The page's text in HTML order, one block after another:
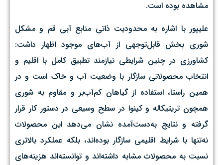
مشاهده بوده است.
علیپور با اشاره به محدودیت ذاتی منابع آبی قم و مشکل
شوری بخش قابل‌توجهی از آب‌های موجود اظهار داشت:
کشاورزی در چنین شرایطی نیازمند تطبیق کامل با اقلیم و
انتخاب محصولاتی سازگار با وضعیت آب و خاک است و در
همین راستا، استفاده از گیاهان کم‌آب‌بر و مقاوم به شوری
همچون تریتیکاله و کینوا در سطح وسیعی در دستور کار قرار
گرفته و نتایج به‌دست‌آمده نشان می‌دهد این محصولات
نه‌تنها با شرایط اقلیمی سازگار بوده‌اند، بلکه عملکرد بالاتری
نسبت به محصولات مشابه داشته‌اند و توانسته‌اند هزینه‌های